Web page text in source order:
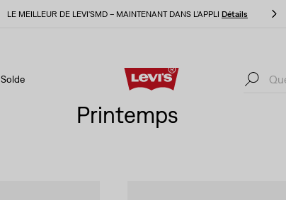
LE MEILLEUR DE LEVI'SMD – MAINTENANT DANS L’APPLI Détails
Solde
LE MEILLEUR DE LEVI'SMD – MAINTENANT DANS L’APPLI Détails
Printemps